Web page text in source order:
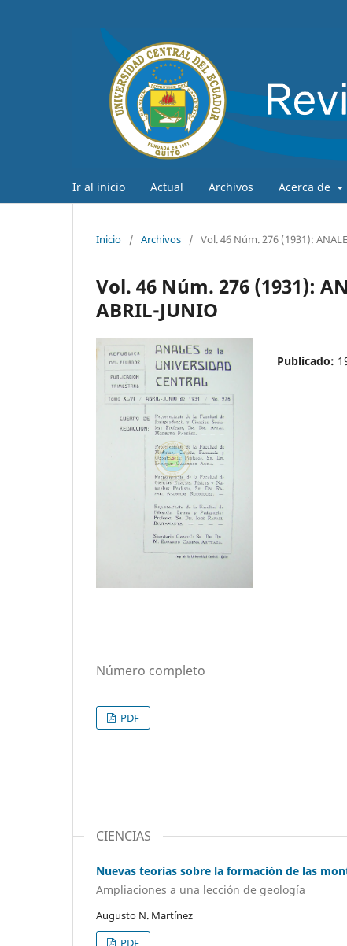
Ir al inicio Actual Archivos Acerca de
Inicio / Archivos / Vol. 46 Núm. 276 (1931):
Vol. 46 Núm. 276 (1931):
ABRIL-JUNIO
Publicado:
Número completo
PDF
CIENCIAS
Nuevas teorías sobre la formación de las
Ampliaciones a una lección de geología
Augusto N. Martínez
PDF